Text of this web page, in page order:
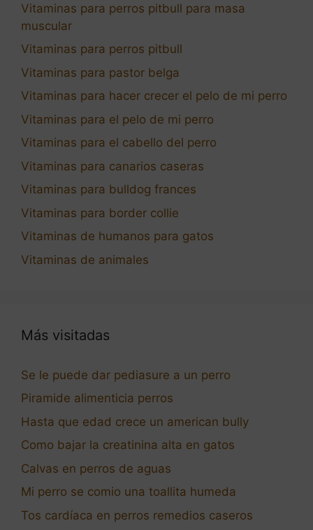
Vitaminas para perros pitbull para masa
muscular
Vitaminas para perros pitbull
Vitaminas para pastor belga
Vitaminas para hacer crecer el pelo de mi perro
Vitaminas para el pelo de mi perro
Vitaminas para el cabello del perro
Vitaminas para canarios caseras
Vitaminas para bulldog frances
Vitaminas para border collie
Vitaminas de humanos para gatos
Vitaminas de animales
Más visitadas
Se le puede dar pediasure a un perro
Piramide alimenticia perros
Hasta que edad crece un american bully
Como bajar la creatinina alta en gatos
Calvas en perros de aguas
Mi perro se comio una toallita humeda
Tos cardíaca en perros remedios caseros